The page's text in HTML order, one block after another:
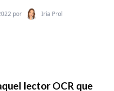
Categories
por Iria Prol
lector OCR que